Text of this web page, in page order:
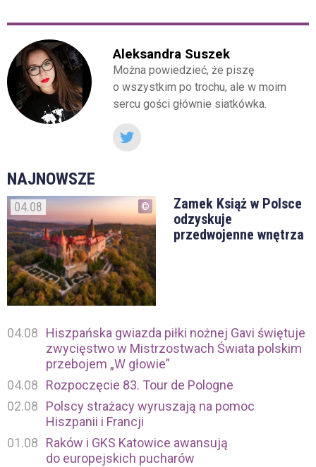
Aleksandra Suszek
Można powiedzieć, że piszę
o wszystkim po trochu, ale w moim
sercu gości głównie siatkówka.
NAJNOWSZE
04.08
Zamek Książ w Polsce
odzyskuje
przedwojenne wnętrza
04.08
Hiszpańska gwiazda piłki nożnej Gavi świętuje
zwycięstwo w Mistrzostwach Świata polskim
przebojem „W głowie”
04.08
Rozpoczęcie 83. Tour de Pologne
02.08
Polscy strażacy wyruszają na pomoc
Hiszpanii i Francji
01.08
Raków i GKS Katowice awansują
do europejskich pucharów